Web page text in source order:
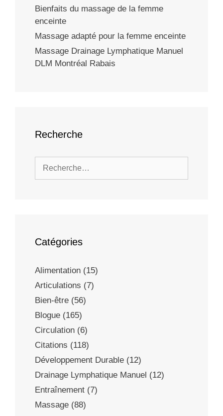
Bienfaits du massage de la femme
enceinte
Massage adapté pour la femme enceinte
Massage Drainage Lymphatique Manuel
DLM Montréal Rabais
Recherche
Catégories
Alimentation (15)
Articulations (7)
Bien-être (56)
Blogue (165)
Circulation (6)
Citations (118)
Développement Durable (12)
Drainage Lymphatique Manuel (12)
Entraînement (7)
Massage (88)